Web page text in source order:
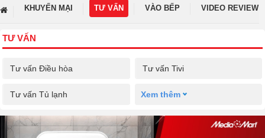
KHUYẾN MẠI TƯ VẤN VÀO BẾP VIDEO REVIEW
TƯ VẤN
Tư vấn Điều hòa Tư vấn Tivi
Tư vấn Tủ lạnh Xem thêm